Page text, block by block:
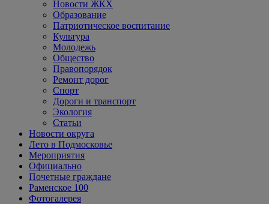
Новости ЖКХ
Образование
Патриотическое воспитание
Культура
Молодежь
Общество
Правопорядок
Ремонт дорог
Спорт
Дороги и транспорт
Экология
Статьи
Новости округа
Лето в Подмосковье
Мероприятия
Официально
Почетные граждане
Раменское 100
Фотогалерея